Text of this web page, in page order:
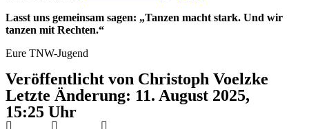
Lasst uns gemeinsam sagen: „Tanzen macht stark. Und wir
tanzen mit Rechten.“
Eure TNW-Jugend
Veröffentlicht von Christoph Voelzke
Letzte Änderung: 11. August 2025,
15:25 Uhr